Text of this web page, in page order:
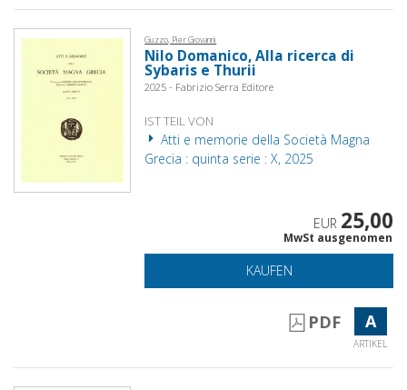
Guzzo, Pier Giovanni
Nilo Domanico, Alla ricerca di
Sybaris e Thurii
2025 - Fabrizio Serra Editore
IST TEIL VON
Atti e memorie della Società Magna
Grecia : quinta serie : X, 2025
EUR 25,00
MwSt ausgenomen
KAUFEN
PDF A
ARTIKEL